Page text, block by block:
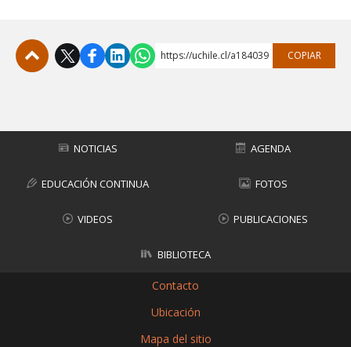
https://uchile.cl/a184039 COPIAR
NOTICIAS AGENDA
EDUCACIÓN CONTINUA FOTOS
VIDEOS PUBLICACIONES
BIBLIOTECA
Contacto
Ubicación
Mapa del sitio